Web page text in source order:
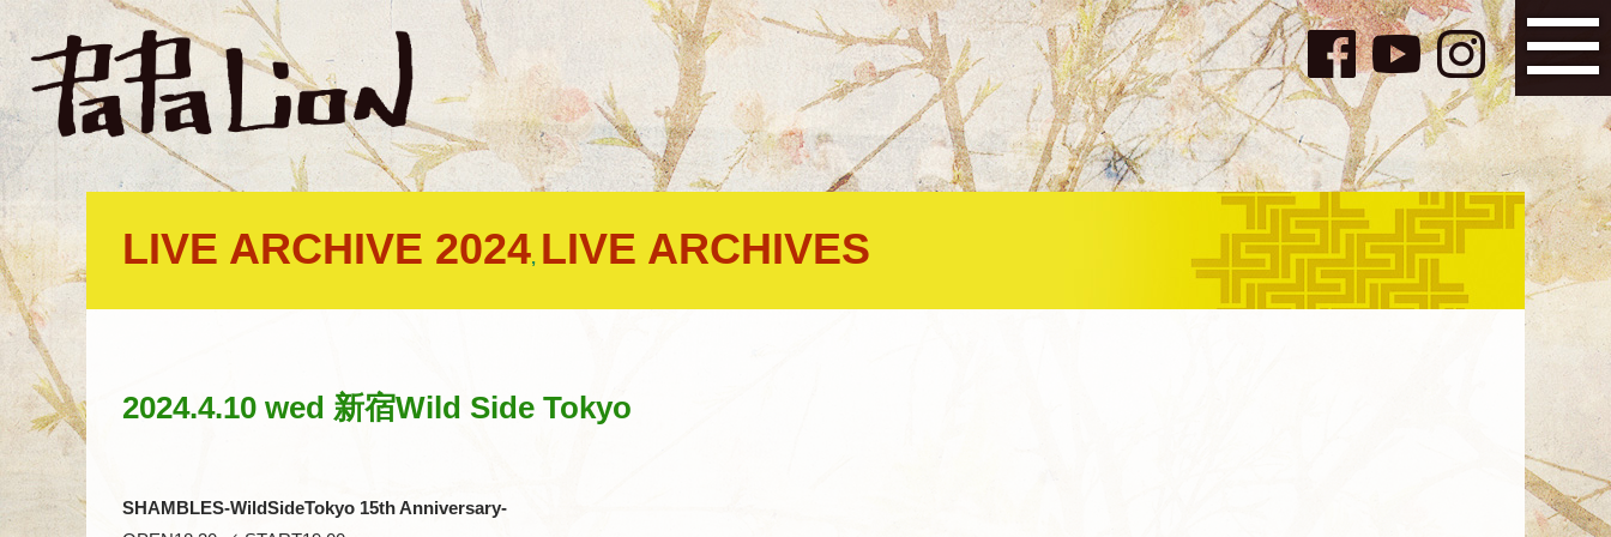
LIVE ARCHIVE 2024, LIVE ARCHIVES
2024.4.10 wed 新宿Wild Side Tokyo
SHAMBLES-WildSideTokyo 15th Anniversary-